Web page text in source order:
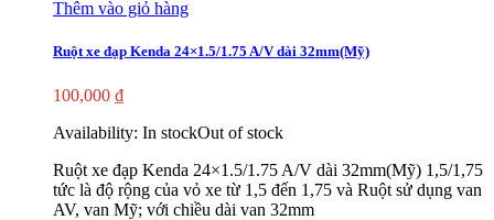
Thêm vào giỏ hàng
Ruột xe đạp Kenda 24×1.5/1.75 A/V dài 32mm(Mỹ)
100,000 ₫
Availability: In stockOut of stock
Ruột xe đạp Kenda 24×1.5/1.75 A/V dài 32mm(Mỹ) 1,5/1,75
tức là độ rộng của vỏ xe từ 1,5 đến 1,75 và Ruột sử dụng van
AV, van Mỹ; với chiều dài van 32mm